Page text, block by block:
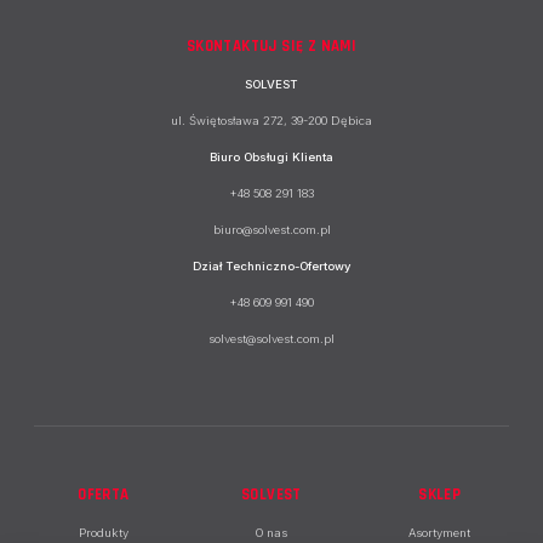
SKONTAKTUJ SIĘ Z NAMI
SOLVEST
ul. Świętosława 272, 39-200 Dębica
Biuro Obsługi Klienta
+48 508 291 183
biuro@solvest.com.pl
Dział Techniczno-Ofertowy
+48 609 991 490
solvest@solvest.com.pl
OFERTA
Produkty
SOLVEST
O nas
SKLEP
Asortyment